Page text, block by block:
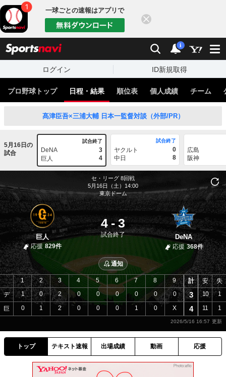
一球ごとの速報はアプリで
検索 通知
i
ログイン ID新規取得
プロ野球トップ 日程・結果 順位表 個人成績 チーム
髙津臣吾×三浦大輔 日本一監督対談（外部/PR）
5月16日の
試合
試合終了
DeNA
3
巨人
4
試合終了
ヤクルト
0
中日
8
広島
阪神
セ・リーグ 8回戦
5月16日（土）14:00
東京ドーム
巨人
応援 829件
4 - 3
試合終了 DeNA
応援 368件
通知
デ
巨
1 2 3 4 5 6 7 8
9
1
0 2 0 0 0 0 0
0
0
1 2 0 0 0 1 0 X
計 安 失
3 10 1
4 11 1
2026/5/16 16:57
トップ テキスト速報 出場成績 動画 応援